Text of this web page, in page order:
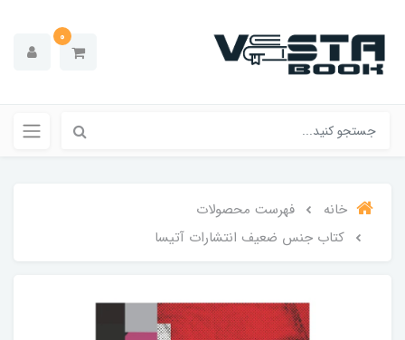
0
خانه
فهرست محصولات
کتاب جنس‌ ضعیف انتشارات‌ آتیسا